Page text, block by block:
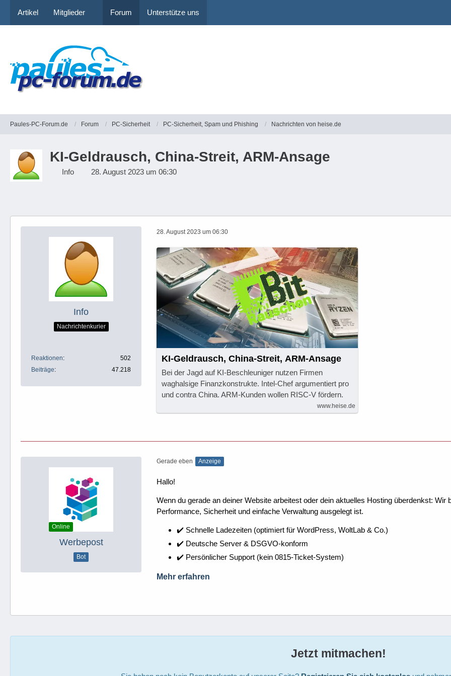
Artikel Mitglieder Forum Unterstütze uns
Paules-PC-Forum.de Forum PC-Sicherheit PC-Sicherheit, Spam und Phishing Nachrichten von heise.de
KI-Geldrausch, China-Streit, ARM-Ansage
Info 28. August 2023 um 06:30
Info
Nachrichtenkurier
Reaktionen
502
Beiträge
47.218
28. August 2023 um 06:30
KI-Geldrausch, China-Streit, ARM-Ansage
Bei der Jagd auf KI-Beschleuniger nutzen Firmen
waghalsige Finanzkonstrukte. Intel-Chef argumentiert pro
und contra China. ARM-Kunden wollen RISC-V fördern.
www.heise.de
Online
Werbepost
Bot
Gerade eben Anzeige
Hallo!
Wenn du gerade an deiner Website arbeitest oder dein aktuelles Hosting überdenkst:
Performance, Sicherheit und einfache Verwaltung ausgelegt ist.
✔️ Schnelle Ladezeiten (optimiert für WordPress, WoltLab & Co.)
✔️ Deutsche Server & DSGVO-konform
✔️ Persönlicher Support (kein 0815-Ticket-System)
Mehr erfahren
Jetzt mitmachen!